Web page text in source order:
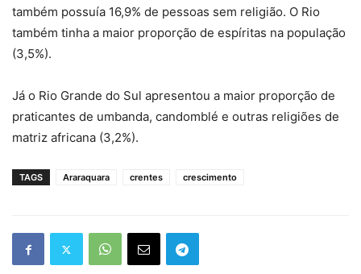
também possuía 16,9% de pessoas sem religião. O Rio
também tinha a maior proporção de espíritas na população
(3,5%).
Já o Rio Grande do Sul apresentou a maior proporção de
praticantes de umbanda, candomblé e outras religiões de
matriz africana (3,2%).
TAGS Araraquara crentes crescimento